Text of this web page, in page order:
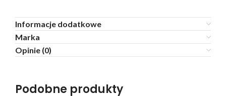
Informacje dodatkowe
Marka
Opinie (0)
Podobne produkty